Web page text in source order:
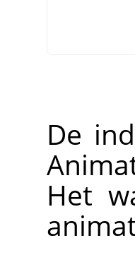
De
Het